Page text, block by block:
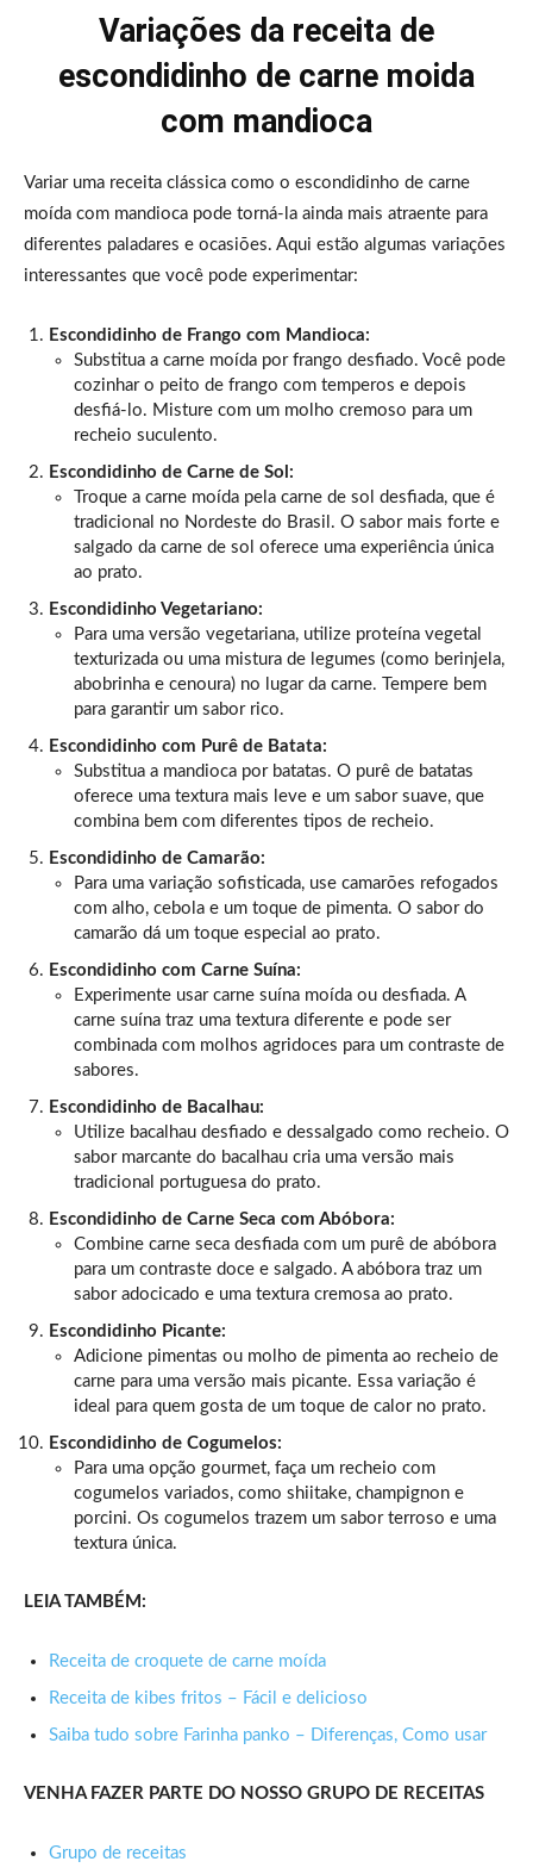
Variações da receita de
escondidinho de carne moida
com mandioca
Variar uma receita clássica como o escondidinho de carne
moída com mandioca pode torná-la ainda mais atraente para
diferentes paladares e ocasiões. Aqui estão algumas variações
interessantes que você pode experimentar:
Escondidinho de Frango com Mandioca:
Substitua a carne moída por frango desfiado. Você pode
cozinhar o peito de frango com temperos e depois
desfiá-lo. Misture com um molho cremoso para um
recheio suculento.
Escondidinho de Carne de Sol:
Troque a carne moída pela carne de sol desfiada, que é
tradicional no Nordeste do Brasil. O sabor mais forte e
salgado da carne de sol oferece uma experiência única
ao prato.
Escondidinho Vegetariano:
Para uma versão vegetariana, utilize proteína vegetal
texturizada ou uma mistura de legumes (como berinjela,
abobrinha e cenoura) no lugar da carne. Tempere bem
para garantir um sabor rico.
Escondidinho com Purê de Batata:
Substitua a mandioca por batatas. O purê de batatas
oferece uma textura mais leve e um sabor suave, que
combina bem com diferentes tipos de recheio.
Escondidinho de Camarão:
Para uma variação sofisticada, use camarões refogados
com alho, cebola e um toque de pimenta. O sabor do
camarão dá um toque especial ao prato.
Escondidinho com Carne Suína:
Experimente usar carne suína moída ou desfiada. A
carne suína traz uma textura diferente e pode ser
combinada com molhos agridoces para um contraste de
sabores.
Escondidinho de Bacalhau:
Utilize bacalhau desfiado e dessalgado como recheio. O
sabor marcante do bacalhau cria uma versão mais
tradicional portuguesa do prato.
Escondidinho de Carne Seca com Abóbora:
Combine carne seca desfiada com um purê de abóbora
para um contraste doce e salgado. A abóbora traz um
sabor adocicado e uma textura cremosa ao prato.
Escondidinho Picante:
Adicione pimentas ou molho de pimenta ao recheio de
carne para uma versão mais picante. Essa variação é
ideal para quem gosta de um toque de calor no prato.
Escondidinho de Cogumelos:
Para uma opção gourmet, faça um recheio com
cogumelos variados, como shiitake, champignon e
porcini. Os cogumelos trazem um sabor terroso e uma
textura única.
LEIA TAMBÉM:
Receita de croquete de carne moída
Receita de kibes fritos – Fácil e delicioso
Saiba tudo sobre Farinha panko – Diferenças, Como usar
VENHA FAZER PARTE DO NOSSO GRUPO DE RECEITAS
Grupo de receitas